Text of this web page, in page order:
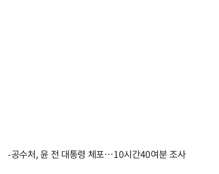
-공수처, 윤 전 대통령 체포…10시간40여분 조사